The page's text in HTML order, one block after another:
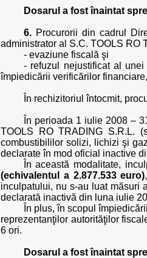
Dosarul a fost înaintat
6.Procurorii din cadrul
administrator al S.C. TOOLS RO
- evaziune fiscală şi
- refuzul nejustificat al
împiedicării verificărilor
În rechizitoriul întocmit,
În perioada 1 iulie 2008 –
TOOLS RO TRADING S.R.L.
combustibililor solizi, lichizi şi
declarate în mod oficial inactive
În această modalitate,
(echivalentul a 2.877.533 euro)
inculpatului, nu s-au luat măsuri
declarată inactivă din luna iulie
În plus, în scopul
reprezentanţilor autorităţilor
6 ori.
Dosarul a fost înaintat